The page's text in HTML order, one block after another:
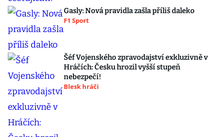
Gasly: Nová pravidla zašla příliš daleko
F1 Sport
Šéf Vojenského zpravodajství exkluzivně v
Hráčích: Česku hrozil vyšší stupeň
nebezpečí!
Blesk hráči